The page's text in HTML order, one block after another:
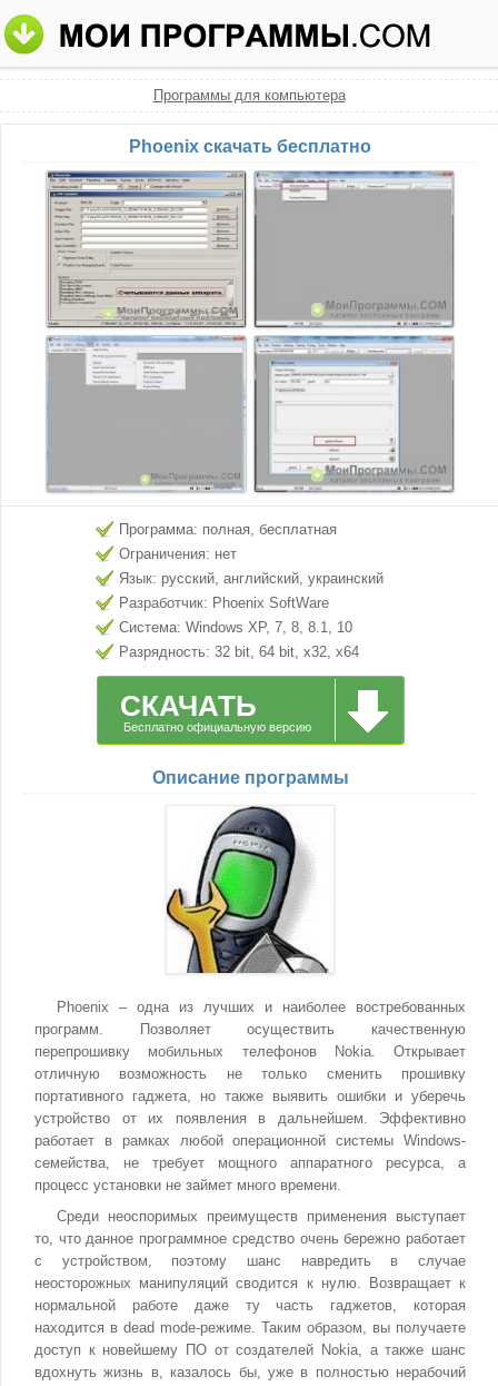
Программы для компьютера
Phoenix скачать бесплатно
Программа: полная, бесплатная
Ограничения: нет
Язык: русский, английский, украинский
Разработчик: Phoenix SoftWare
Система: Windows XP, 7, 8, 8.1, 10
Разрядность: 32 bit, 64 bit, x32, x64
СКАЧАТЬ
Бесплатно официальную версию
Описание программы
Phoenix – одна из лучших и наиболее востребованных
программ. Позволяет осуществить качественную
перепрошивку мобильных телефонов Nokia. Открывает
отличную возможность не только сменить прошивку
портативного гаджета, но также выявить ошибки и уберечь
устройство от их появления в дальнейшем. Эффективно
работает в рамках любой операционной системы Windows-
семейства, не требует мощного аппаратного ресурса, а
процесс установки не займет много времени.
Среди неоспоримых преимуществ применения выступает
то, что данное программное средство очень бережно работает
с устройством, поэтому шанс навредить в случае
неосторожных манипуляций сводится к нулю. Возвращает к
нормальной работе даже ту часть гаджетов, которая
находится в dead mode-режиме. Таким образом, вы получаете
доступ к новейшему ПО от создателей Nokia, а также шанс
вдохнуть жизнь в, казалось бы, уже в полностью нерабочий